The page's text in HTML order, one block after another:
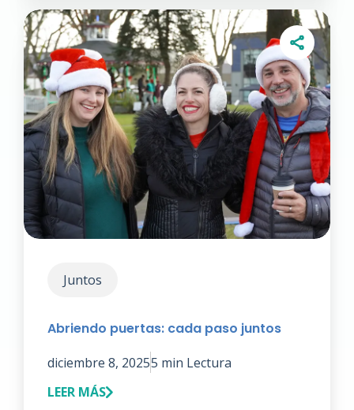
Juntos
Abriendo puertas: cada paso juntos
diciembre 8, 20255 min Lectura
LEER MÁS